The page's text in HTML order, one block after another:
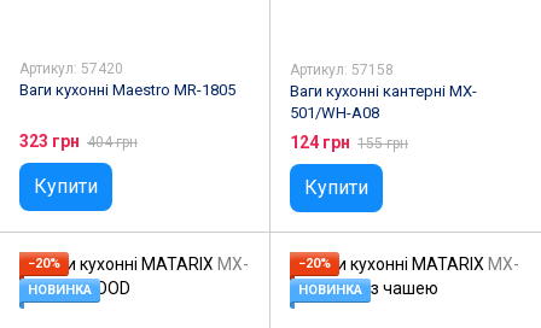
Артикул: 57420
Ваги кухонні Maestro MR-1805
323 грн 404 грн
Купити
Артикул: 57158
Ваги кухонні кантерні MX-
501/WH-A08
124 грн 155 грн
Купити
−20%
НОВИНКА
−20%
НОВИНКА